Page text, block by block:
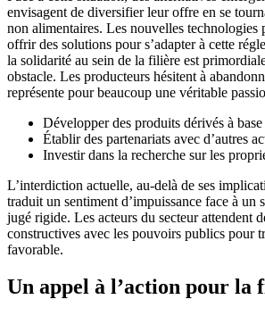
envisagent de diversifier leur offre en se
non alimentaires. Les nouvelles technologies
offrir des solutions pour s’adapter à cette
la solidarité au sein de la filière est
obstacle. Les producteurs hésitent à
représente pour beaucoup une véritable
Développer des produits dérivés à
Établir des partenariats avec d’autres
Investir dans la recherche sur les
L’interdiction actuelle, au-delà de ses
traduit un sentiment d’impuissance face à un
jugé rigide. Les acteurs du secteur attendent
constructives avec les pouvoirs publics pour
favorable.
Un appel à l’action pour la